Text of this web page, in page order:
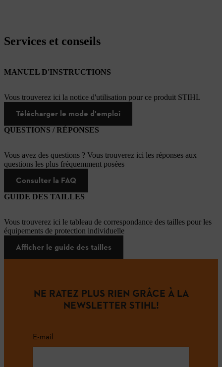
Services et conseils
MANUEL D'INSTRUCTIONS
Vous trouverez ici la notice d'utilisation pour ce produit STIHL
Télécharger le mode d'emploi
QUESTIONS / RÉPONSES
Vous avez des questions ? Vous trouverez ici les réponses aux
questions les plus fréquemment posées
Consulter la FAQ
GUIDE DES TAILLES
Vous trouverez ici le tableau de correspondance des tailles pour les
équipements de protection individuelle
Afficher le guide des tailles
NE RATEZ PLUS RIEN GRÂCE À LA
NEWSLETTER STIHL!
E-mail